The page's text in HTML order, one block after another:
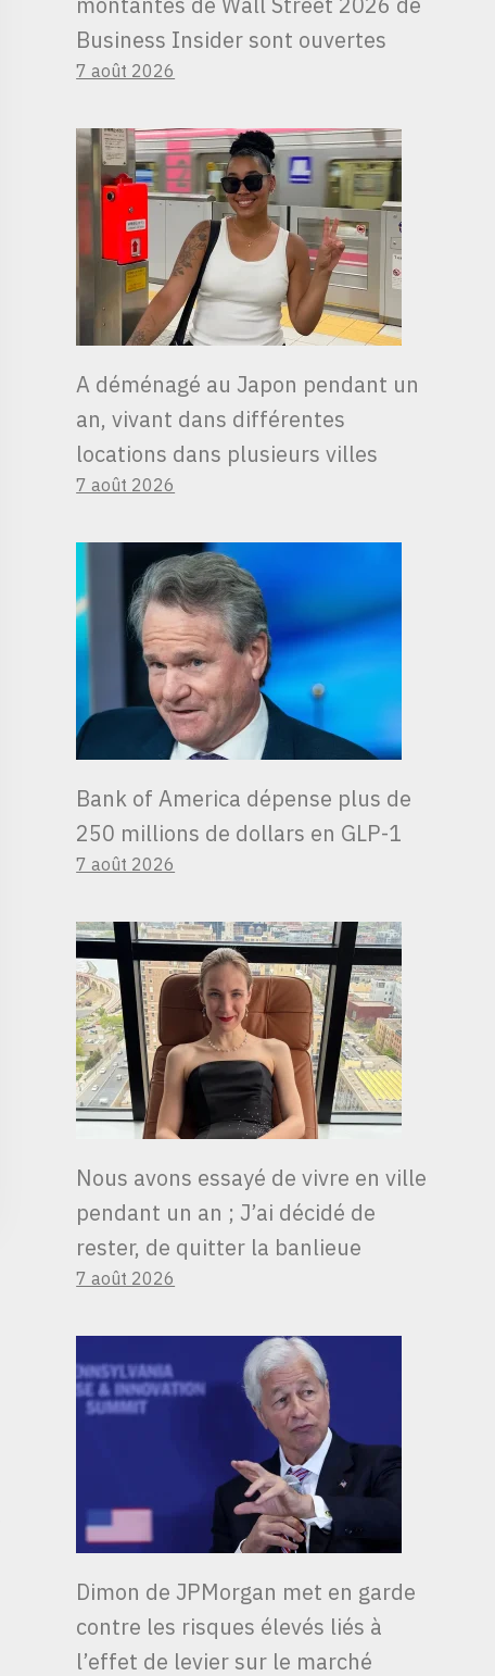
Business Insider sont ouvertes
7 août 2026
A déménagé au Japon pendant un
an, vivant dans différentes
locations dans plusieurs villes
7 août 2026
Bank of America dépense plus de
250 millions de dollars en GLP-1
7 août 2026
Nous avons essayé de vivre en ville
pendant un an ; J’ai décidé de
rester, de quitter la banlieue
7 août 2026
Dimon de JPMorgan met en garde
contre les risques élevés liés à
l’effet de levier sur le marché